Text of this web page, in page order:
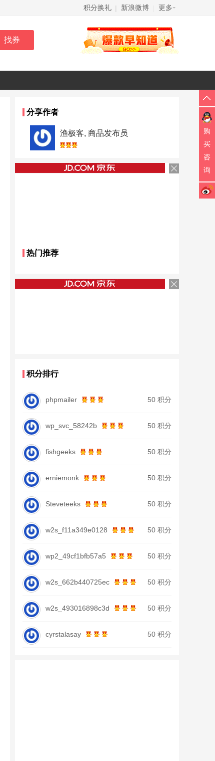
积分换礼 | 新浪微博 更多
分享作者
渔极客, 商品发布员
热门推荐
积分排行
phpmailer 50 积分
wp_svc_58242b 50 积分
fishgeeks 50 积分
erniemonk 50 积分
Steveteeks 50 积分
w2s_f11a349e0128 50 积分
wp2_49cf1bfb57a5 50 积分
w2s_662b440725ec 50 积分
w2s_493016898c3d 50 积分
cyrstalasay 50 积分
购
买
咨
询